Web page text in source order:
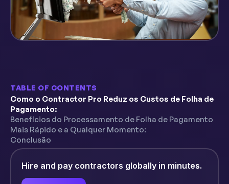
TABLE OF CONTENTS
Como o Contractor Pro Reduz os Custos de Folha de
Pagamento:
Benefícios do Processamento de Folha de Pagamento
Mais Rápido e a Qualquer Momento:
Conclusão
Hire and pay contractors globally in minutes.